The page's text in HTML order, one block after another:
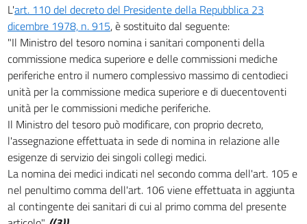
26
27
28
29
30
31
32
33
Allegati
L'art. 110 del decreto del Presidente della Repubblica 23
dicembre 1978, n. 915, è sostituito dal seguente:
"Il Ministro del tesoro nomina i sanitari componenti della
commissione medica superiore e delle commissioni mediche
periferiche entro il numero complessivo massimo di centodieci
unità per la commissione medica superiore e di duecentoventi
unità per le commissioni mediche periferiche.
Il Ministro del tesoro può modificare, con proprio decreto,
l'assegnazione effettuata in sede di nomina in relazione alle
esigenze di servizio dei singoli collegi medici.
La nomina dei medici indicati nel secondo comma dell'art. 105 e
nel penultimo comma dell'art. 106 viene effettuata in aggiunta
al contingente dei sanitari di cui al primo comma del presente